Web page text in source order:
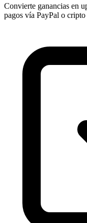
Convierte ganancias en
pagos vía PayPal o